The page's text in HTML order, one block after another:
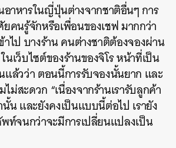
าหารในญี่ปุ่นต่างจากชาติอื่นๆ การ
คนรู้จักหรือเพื่อนของเชฟ มากกว่า
ไป บางร้าน คนต่างชาติต้องจองผ่าน
เว็บไซต์ของร้านของจิโร หน้าที่เป็น
แล้วว่า ตอนนี้การรับจองนั้นยาก และ
ม่สะดวก “เนื่องจากร้านเรารับลูกค้า
น และยังคงเป็นแบบนี้ต่อไป เรายัง
ท์จนกว่าจะมีการเปลี่ยนแปลงเป็น